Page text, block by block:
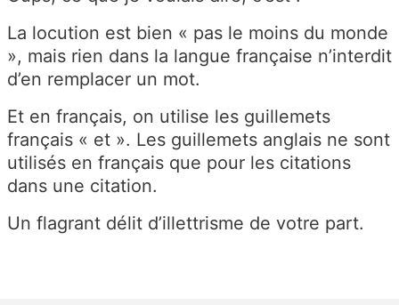
La locution est bien « pas le moins du monde
», mais rien dans la langue française n’interdit
d’en remplacer un mot.
Et en français, on utilise les guillemets
français « et ». Les guillemets anglais ne sont
utilisés en français que pour les citations
dans une citation.
Un flagrant délit d’illettrisme de votre part.